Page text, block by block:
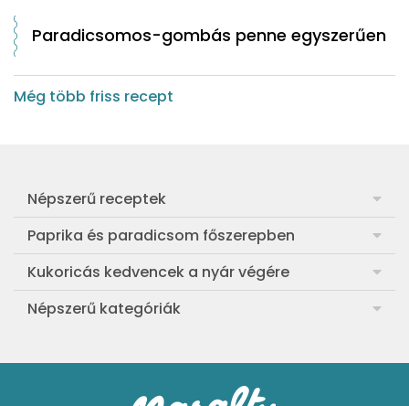
Paradicsomos-gombás penne egyszerűen
Még több friss recept
Népszerű receptek
Frankfurti leves
Egyszerű muffin
Aranygaluska
Egyszerű krumplifőzelék
Klasszikus madártej
Paprika és paradicsom főszerepben
Pan con Tomate
Paradicsom és paprika eltevése télre
Paradicsomos húsgombóc
Paradicsomos flat tart leveles tésztából
Kukoricás kedvencek a nyár végére
Legfinomabb főtt kukorica
Bang bang kukorica
Szójás-vajas grillkukoricák
Népszerű kategóriák